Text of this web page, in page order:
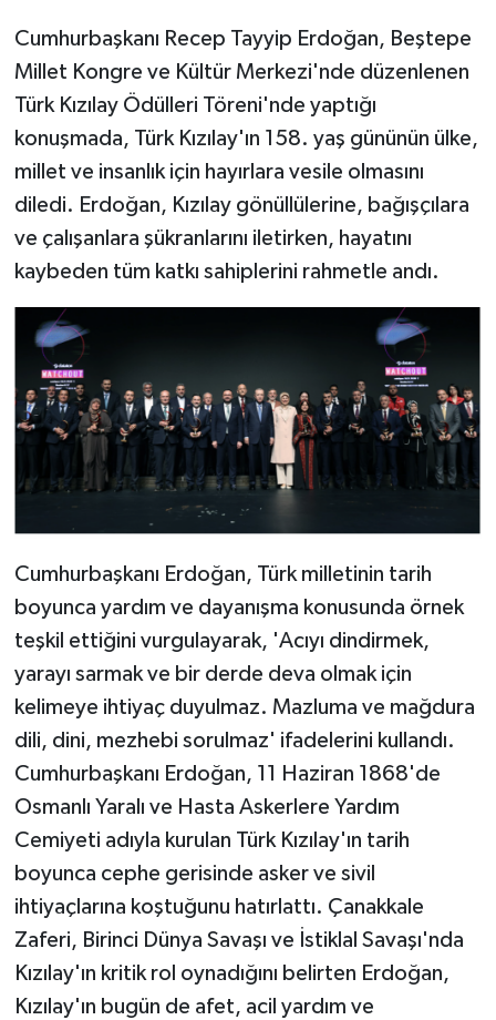
Cumhurbaşkanı Recep Tayyip Erdoğan, Beştepe
Millet Kongre ve Kültür Merkezi'nde düzenlenen
Türk Kızılay Ödülleri Töreni'nde yaptığı
konuşmada, Türk Kızılay'ın 158. yaş gününün ülke,
millet ve insanlık için hayırlara vesile olmasını
diledi. Erdoğan, Kızılay gönüllülerine, bağışçılara
ve çalışanlara şükranlarını iletirken, hayatını
kaybeden tüm katkı sahiplerini rahmetle andı.
Cumhurbaşkanı Erdoğan, Türk milletinin tarih
boyunca yardım ve dayanışma konusunda örnek
teşkil ettiğini vurgulayarak, 'Acıyı dindirmek,
yarayı sarmak ve bir derde deva olmak için
kelimeye ihtiyaç duyulmaz. Mazluma ve mağdura
dili, dini, mezhebi sorulmaz' ifadelerini kullandı.
Cumhurbaşkanı Erdoğan, 11 Haziran 1868'de
Osmanlı Yaralı ve Hasta Askerlere Yardım
Cemiyeti adıyla kurulan Türk Kızılay'ın tarih
boyunca cephe gerisinde asker ve sivil
ihtiyaçlarına koştuğunu hatırlattı. Çanakkale
Zaferi, Birinci Dünya Savaşı ve İstiklal Savaşı'nda
Kızılay'ın kritik rol oynadığını belirten Erdoğan,
Kızılay'ın bugün de afet, acil yardım ve